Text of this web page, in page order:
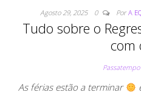
Agosto 29, 2025 0 Por A
Tudo sobre o
com
Passatempo
As férias estão a terminar